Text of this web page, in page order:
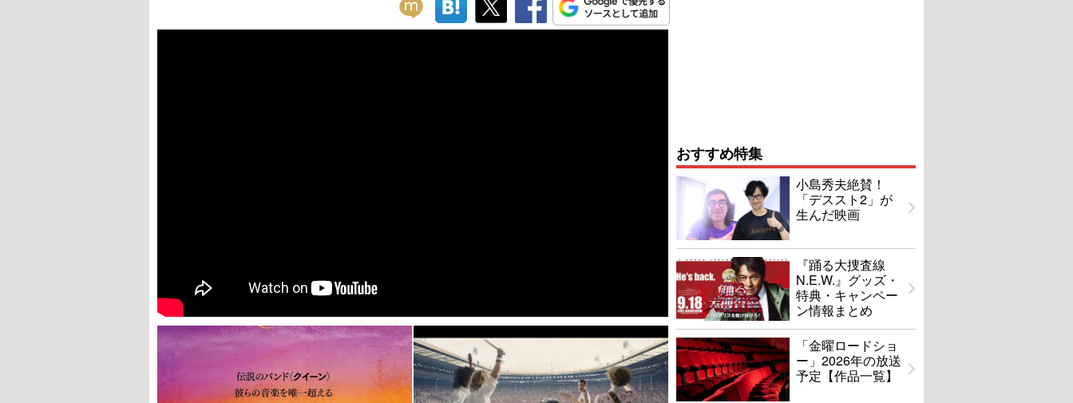
おすすめ特集
小島秀夫絶賛！
「デススト2」が
生んだ映画
『踊る大捜査線
N.E.W.』グッズ・
特典・キャンペー
ン情報まとめ
「金曜ロードショ
ー」2026年の放送
予定【作品一覧】